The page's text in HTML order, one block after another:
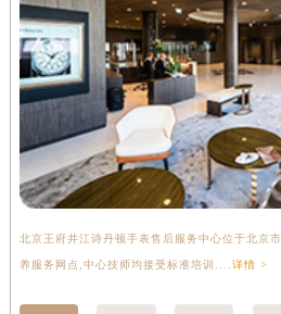
北京王府井江诗丹顿手表售后服务中心位于北京
养服务网点,中心技师均接受标准培训.... 详情 >